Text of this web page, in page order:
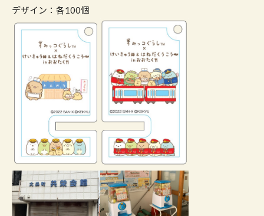
デザイン：各100個